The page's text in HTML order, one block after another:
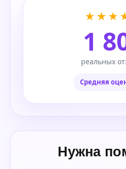
1
реальных
Средняя
Нужна